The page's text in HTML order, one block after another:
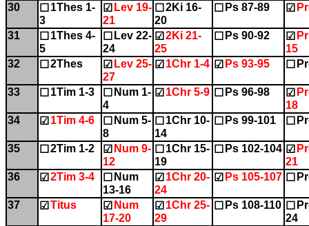
30
☐ 1Thes 1-
3
☑ Lev 19-
21
☐ 2Ki 16-
20
☐ Ps 87-89 ☑
31 ☐ 1Thes 4-
5
☐ Lev 22-
24
☑ 2Ki 21-
25
☐ Ps 90-92 ☑
15
32
☐ 2Thes ☑ Lev 25-
27
☑ 1Chr 1-4 ☑ Ps 93-95 ☐
33 ☐ 1Tim 1-3 ☐ Num 1-
4
☑ 1Chr 5-9 ☐ Ps 96-98 ☑
18
34
☑ 1Tim 4-6 ☐ Num 5-
8
☐ 1Chr 10-
14
☐ Ps 99-101 ☐
35 ☐ 2Tim 1-2 ☑ Num 9-
12
☐ 1Chr 15-
19
☐ Ps 102-104 ☑
21
36
☑ 2Tim 3-4 ☐ Num
13-16
☑ 1Chr 20-
24
☑ Ps 105-107 ☐
37 ☑ Titus ☑ Num
17-20
☑ 1Chr 25-
29
☐ Ps 108-110 ☐
24